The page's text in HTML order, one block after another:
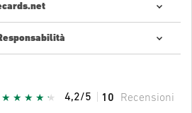
codici digitali è semplice e
gli articoli in giacenza saranno
dopo aver verificato i parametri di
4,2/5 10 Recensioni